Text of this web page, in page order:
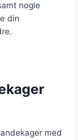
nogle
din
med